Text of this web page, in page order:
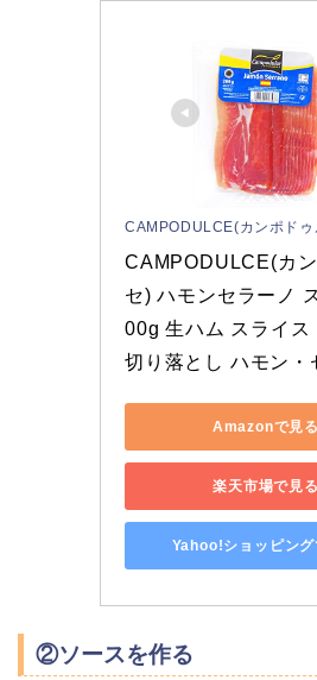
CAMPODULCE(カンポドゥ
CAMPODULCE(カ
セ) ハモンセラーノ
00g 生ハム スライス
切り落とし ハモン・
Amazonで見る
楽天市場で見る
Yahoo!ショッピング
②ソースを作る